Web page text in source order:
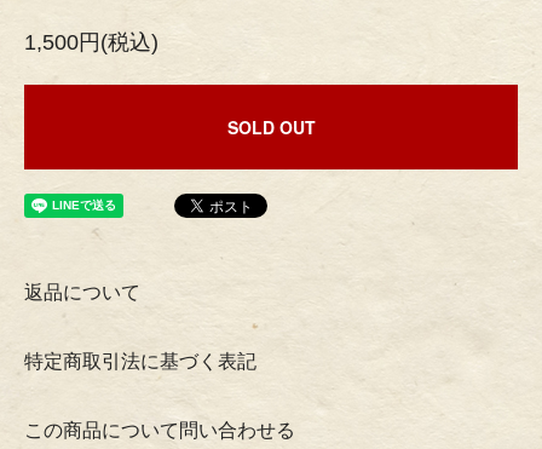
1,500円(税込)
SOLD OUT
返品について
特定商取引法に基づく表記
この商品について問い合わせる